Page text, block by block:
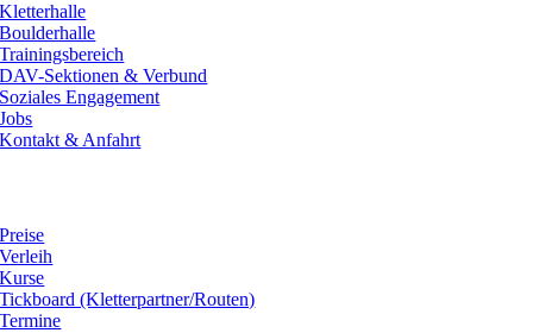
Kletterhalle
Boulderhalle
Trainingsbereich
DAV-Sektionen & Verbund
Soziales Engagement
Jobs
Kontakt & Anfahrt
Preise
Verleih
Kurse
Tickboard (Kletterpartner/Routen)
Termine